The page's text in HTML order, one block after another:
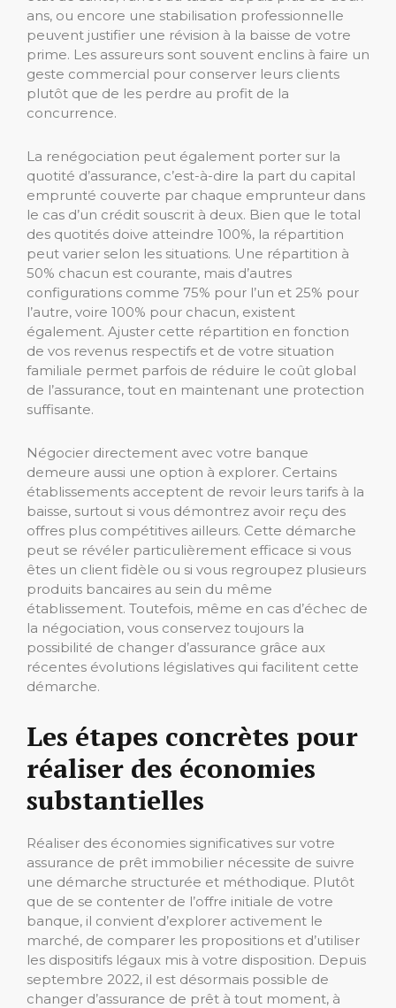
ans, ou encore une stabilisation professionnelle
peuvent justifier une révision à la baisse de votre
prime. Les assureurs sont souvent enclins à faire un
geste commercial pour conserver leurs clients
plutôt que de les perdre au profit de la
concurrence.
La renégociation peut également porter sur la
quotité d’assurance, c’est-à-dire la part du capital
emprunté couverte par chaque emprunteur dans
le cas d’un crédit souscrit à deux. Bien que le total
des quotités doive atteindre 100%, la répartition
peut varier selon les situations. Une répartition à
50% chacun est courante, mais d’autres
configurations comme 75% pour l’un et 25% pour
l’autre, voire 100% pour chacun, existent
également. Ajuster cette répartition en fonction
de vos revenus respectifs et de votre situation
familiale permet parfois de réduire le coût global
de l’assurance, tout en maintenant une protection
suffisante.
Négocier directement avec votre banque
demeure aussi une option à explorer. Certains
établissements acceptent de revoir leurs tarifs à la
baisse, surtout si vous démontrez avoir reçu des
offres plus compétitives ailleurs. Cette démarche
peut se révéler particulièrement efficace si vous
êtes un client fidèle ou si vous regroupez plusieurs
produits bancaires au sein du même
établissement. Toutefois, même en cas d’échec de
la négociation, vous conservez toujours la
possibilité de changer d’assurance grâce aux
récentes évolutions législatives qui facilitent cette
démarche.
Les étapes concrètes pour
réaliser des économies
substantielles
Réaliser des économies significatives sur votre
assurance de prêt immobilier nécessite de suivre
une démarche structurée et méthodique. Plutôt
que de se contenter de l’offre initiale de votre
banque, il convient d’explorer activement le
marché, de comparer les propositions et d’utiliser
les dispositifs légaux mis à votre disposition. Depuis
septembre 2022, il est désormais possible de
changer d’assurance de prêt à tout moment, à